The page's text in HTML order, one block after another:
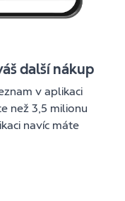
další nákup
v aplikaci
než 3,5 milionu
navíc máte